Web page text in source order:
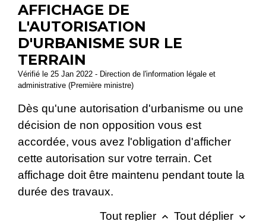
AFFICHAGE DE
L'AUTORISATION
D'URBANISME SUR LE
TERRAIN
Vérifié le 25 Jan 2022 - Direction de l'information légale et
administrative (Première ministre)
Dès qu'une autorisation d'urbanisme ou une
décision de non opposition vous est
accordée, vous avez l'obligation d'afficher
cette autorisation sur votre terrain. Cet
affichage doit être maintenu pendant toute la
durée des travaux.
Tout replier keyboard_arrow_up Tout déplier keyboard_arrow_down